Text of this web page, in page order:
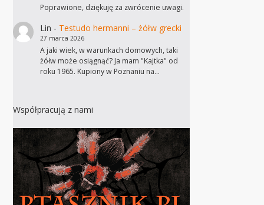
Poprawione, dziękuję za zwrócenie uwagi.
Lin - Testudo hermanni – żółw grecki
27 marca 2026
A jaki wiek, w warunkach domowych, taki
żółw może osiągnąć? Ja mam "Kajtka" od
roku 1965. Kupiony w Poznaniu na…
Współpracują z nami